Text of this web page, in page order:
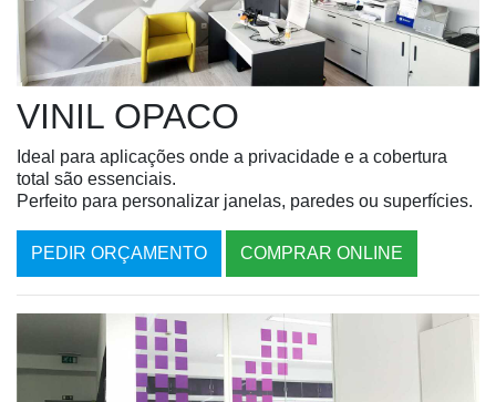
VINIL OPACO
Ideal para aplicações onde a privacidade e a cobertura
total são essenciais.
Perfeito para personalizar janelas, paredes ou superfícies.
PEDIR ORÇAMENTO COMPRAR ONLINE